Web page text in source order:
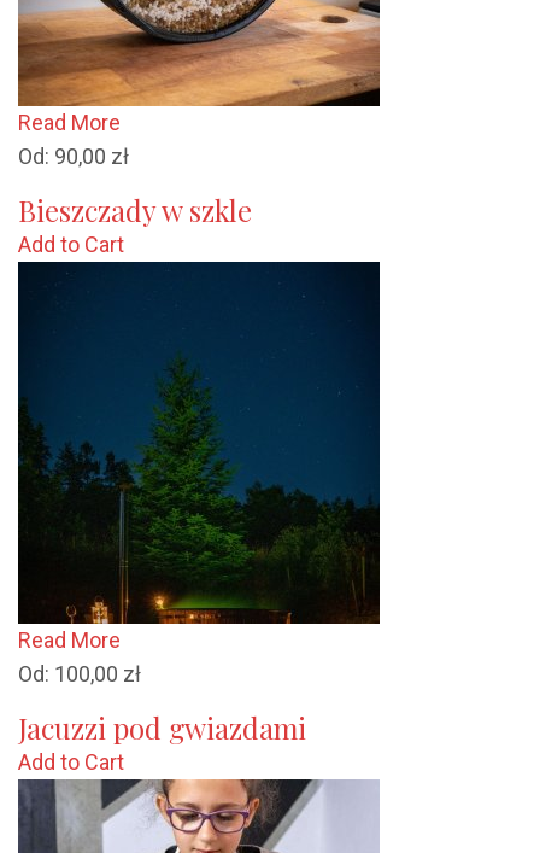
Read More
Od: 90,00 zł
Bieszczady w szkle
Add to Cart
Read More
Od: 100,00 zł
Jacuzzi pod gwiazdami
Add to Cart